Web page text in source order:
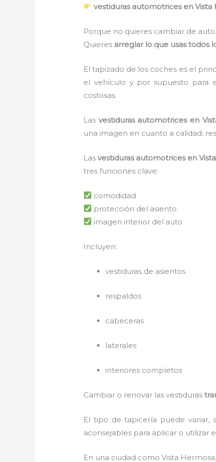
vestiduras automotrices en Vista
Porque no quieres cambiar de auto.
Quieres arreglar lo que usas todos
El tapizado de los coches es el
el vehículo y por supuesto para
costosas.
Las vestiduras automotrices en
una imagen en cuanto a calidad,
Lasvestiduras automotrices en
tres funciones clave:
comodidad
protección del asiento
imagen interior del auto
Incluyen:
vestiduras de asientos
respaldos
cabeceras
laterales
interiores completos
Cambiar o renovar las vestiduras
El tipo de tapicería puede
aconsejables para aplicar o utilizar
En una ciudad como Vista